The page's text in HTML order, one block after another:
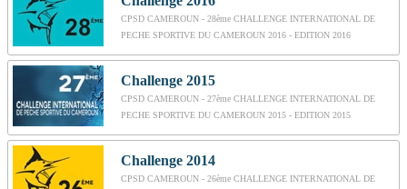
CPSD CAMEROUN - 28ème CHALLENGE INTERNATIONAL DE
PECHE SPORTIVE DU CAMEROUN 2016 - EDITION 2016
Challenge 2015
CPSD CAMEROUN - 27ème CHALLENGE INTERNATIONAL DE
PECHE SPORTIVE DU CAMEROUN 2015 - EDITION 2015
Challenge 2014
CPSD CAMEROUN - 26ème CHALLENGE INTERNATIONAL DE